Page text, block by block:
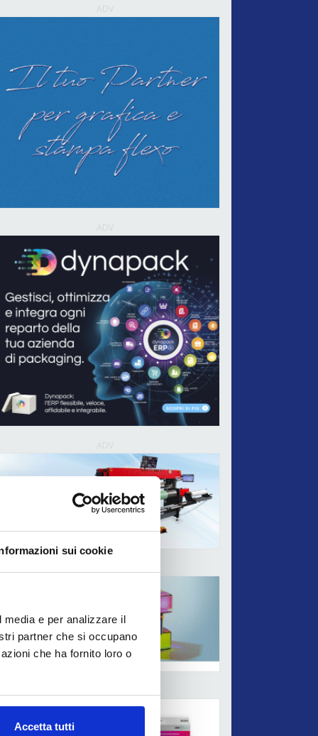
sui cookie
e per analizzare il
partner che si occupano
che ha fornito loro o
Accetta tutti